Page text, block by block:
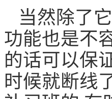
当然除了
功能也是不
的话可以保
时候就断线